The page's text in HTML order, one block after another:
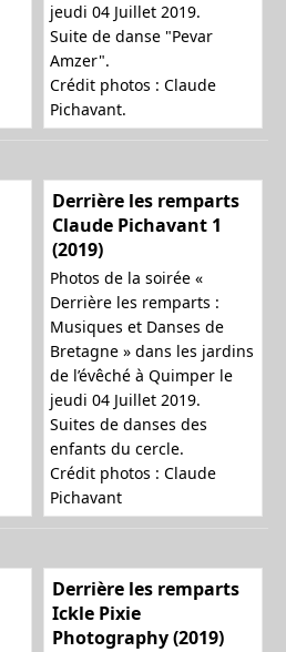
jeudi 04 Juillet 2019.
Suite de danse "Pevar
Amzer".
Crédit photos : Claude
Pichavant.
Derrière les remparts
Claude Pichavant 1
(2019)
Photos de la soirée «
Derrière les remparts :
Musiques et Danses de
Bretagne » dans les jardins
de l’évêché à Quimper le
jeudi 04 Juillet 2019.
Suites de danses des
enfants du cercle.
Crédit photos : Claude
Pichavant
Derrière les remparts
Ickle Pixie
Photography (2019)